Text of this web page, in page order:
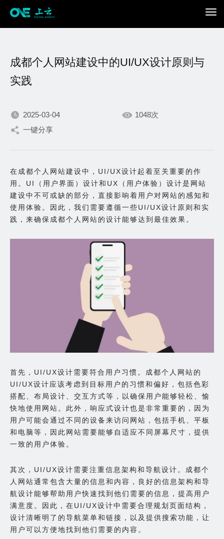
我们不断积累持续专注，
出色的你。
成都个人网站建设中的UI/UX设计原则与
实践
2025-03-04
1048次
一键分享
在成都个人网站建设中，UI/UX设计起着至关重要的作
用。UI（用户界面）设计和UX（用户体验）设计是网站
建设中不可或缺的部分，直接影响着用户对网站的感知和
使用体验。因此，我们需要遵循一些UI/UX设计原则和实
践，来确保成都个人网站的设计能够达到最佳效果。
首先，UI/UX设计需要符合用户习惯。成都个人网站的
UI/UX设计应该考虑到目标用户的习惯和偏好，包括色彩
搭配、布局设计、交互方式等，以确保用户能够轻松、愉
快地使用网站。此外，响应式设计也是非常重要的，因为
用户可能会通过不同的设备来访问网站，包括手机、平板
和电脑等，因此网站需要能够自适应不同屏幕尺寸，提供
一致的用户体验。
其次，UI/UX设计需要注重信息架构和导航设计。成都个
人网站通常包含大量的信息和内容，良好的信息架构和导
航设计能够帮助用户快速找到他们需要的信息，提高用户
满意度。因此，在UI/UX设计中需要合理规划页面结构，
设计清晰明了的导航菜单和链接，以及提供搜索功能，让
用户可以方便地找到他们需要的内容。